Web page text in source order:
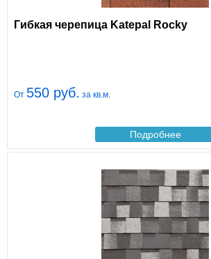
Гибкая черепица Katepal Rocky
От 550 руб. за кв.м.
Подробнее